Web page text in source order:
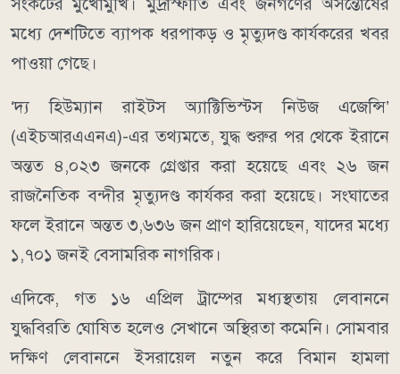
সংকটের মুখোমুখি। মুদ্রাস্ফীতি এবং জনগণের অসন্তোষের
মধ্যে দেশটিতে ব্যাপক ধরপাকড় ও মৃত্যুদণ্ড কার্যকরের খবর
পাওয়া গেছে।
‘দ্য হিউম্যান রাইটস অ্যাক্টিভিস্টস নিউজ এজেন্সি’
(এইচআরএএনএ)-এর তথ্যমতে, যুদ্ধ শুরুর পর থেকে ইরানে
অন্তত ৪,০২৩ জনকে গ্রেপ্তার করা হয়েছে এবং ২৬ জন
রাজনৈতিক বন্দীর মৃত্যুদণ্ড কার্যকর করা হয়েছে। সংঘাতের
ফলে ইরানে অন্তত ৩,৬৩৬ জন প্রাণ হারিয়েছেন, যাদের মধ্যে
১,৭০১ জনই বেসামরিক নাগরিক।
এদিকে, গত ১৬ এপ্রিল ট্রাম্পের মধ্যস্থতায় লেবাননে
যুদ্ধবিরতি ঘোষিত হলেও সেখানে অস্থিরতা কমেনি। সোমবার
দক্ষিণ লেবাননে ইসরায়েল নতুন করে বিমান হামলা